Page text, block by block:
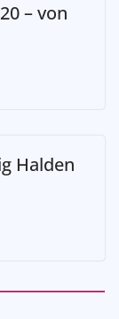
– von
Halden